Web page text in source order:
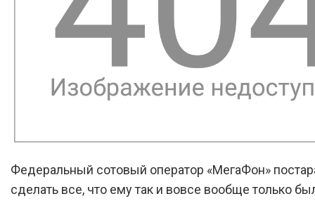
Федеральный сотовый оператор «МегаФон»
сделать все, что ему так и вовсе вообще только